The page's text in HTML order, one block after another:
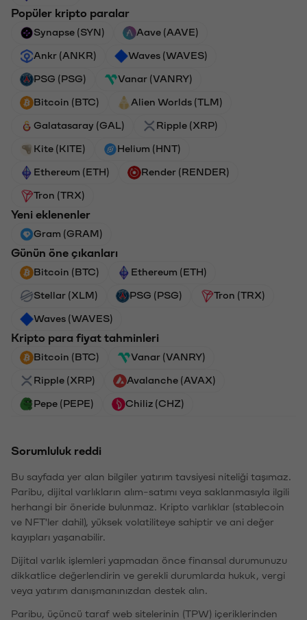
Popüler kripto paralar
Synapse (SYN) Aave (AAVE)
Ankr (ANKR) Waves (WAVES)
PSG (PSG) Vanar (VANRY)
Bitcoin (BTC) Alien Worlds (TLM)
Galatasaray (GAL) Ripple (XRP)
Kite (KITE) Helium (HNT)
Ethereum (ETH) Render (RENDER)
Tron (TRX)
Yeni eklenenler
Gram (GRAM)
Günün öne çıkanları
Bitcoin (BTC) Ethereum (ETH)
Stellar (XLM) PSG (PSG) Tron (TRX)
Waves (WAVES)
Kripto para fiyat tahminleri
Bitcoin (BTC) Vanar (VANRY)
Ripple (XRP) Avalanche (AVAX)
Pepe (PEPE) Chiliz (CHZ)
Sorumluluk reddi
Bu sayfada yer alan bilgiler yatırım tavsiyesi niteliği taşımaz.
Paribu, dijital varlıkların alım-satımı veya saklanmasıyla ilgili
herhangi bir öneride bulunmaz. Kripto varlıklar (stablecoin
ve NFT'ler dahil), yüksek volatiliteye sahiptir ve ani değer
kayıpları yaşanabilir.
Dijital varlık işlemleri yapmadan önce finansal durumunuzu
dikkatlice değerlendirin ve gerekli durumlarda hukuk, vergi
veya yatırım danışmanınızdan destek alın.
Paribu, üçüncü taraf web sitelerinin (TPW) içeriklerinden